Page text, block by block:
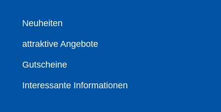
Neuheiten
attraktive Angebote
Gutscheine
Interessante Informationen